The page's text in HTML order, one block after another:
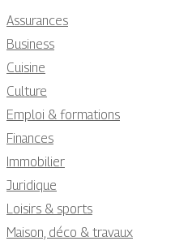
Assurances
Business
Cuisine
Culture
Emploi & formations
Finances
Immobilier
Juridique
Loisirs & sports
Maison, déco & travaux